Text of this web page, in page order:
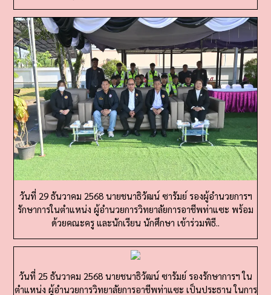
วันที่ 29 ธันวาคม 2568 นายชนาธิวัฒน์ ซารัมย์ รองผู้อำนวยการฯ
รักษาการในตำแหน่ง ผู้อำนวยการวิทยาลัยการอาชีพท่าแซะ พร้อม
ด้วยคณะครู และนักเรียน นักศึกษา เข้าร่วมพิธี..
วันที่ 25 ธันวาคม 2568 นายชนาธิวัฒน์ ซารัมย์ รองรักษาการฯ ใน
ตำแหน่ง ผู้อำนวยการวิทยาลัยการอาชีพท่าแซะ เป็นประธาน ในการ
จัดกิจกรรม Christmas Day ภายในกิจกรรมดังกล่..